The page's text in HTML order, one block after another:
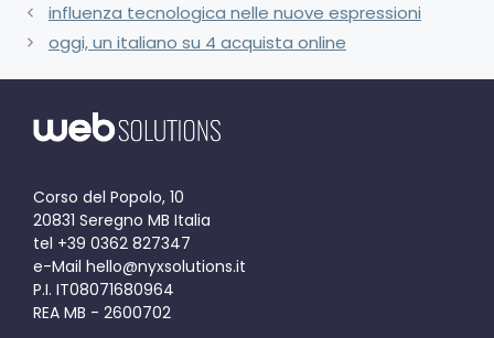
influenza tecnologica nelle nuove espressioni
oggi, un italiano su 4 acquista online
Corso del Popolo, 10
20831 Seregno MB Italia
tel +39 0362 827347
e-Mail hello@nyxsolutions.it
P.I. IT08071680964
REA MB - 2600702